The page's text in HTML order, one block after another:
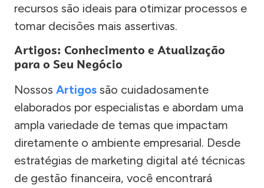
recursos são ideais para otimizar processos e
tomar decisões mais assertivas.
Artigos: Conhecimento e Atualização
para o Seu Negócio
Nossos Artigos são cuidadosamente
elaborados por especialistas e abordam uma
ampla variedade de temas que impactam
diretamente o ambiente empresarial. Desde
estratégias de marketing digital até técnicas
de gestão financeira, você encontrará